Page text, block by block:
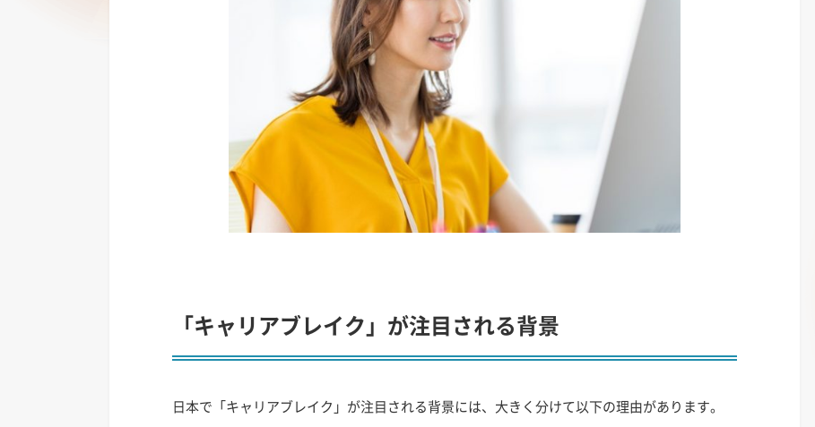
「キャリアブレイク」が注目される背景
日本で「キャリアブレイク」が注目される背景には、大きく分けて以下の理由があります。